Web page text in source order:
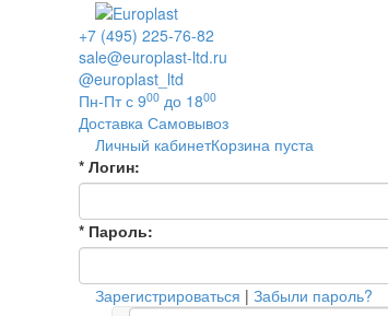
+7 (495) 225-76-82
sale@europlast-ltd.ru
@europlast_ltd
Пн-Пт с 900 до 1800
Доставка Самовывоз
Личный кабинетКорзина пуста
* Логин:
* Пароль:
Зарегистрироваться | Забыли пароль?